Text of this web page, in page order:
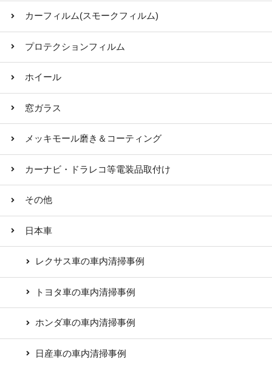
カーフィルム(スモークフィルム)
プロテクションフィルム
ホイール
窓ガラス
メッキモール磨き＆コーティング
カーナビ・ドラレコ等電装品取付け
その他
日本車
レクサス車の車内清掃事例
トヨタ車の車内清掃事例
ホンダ車の車内清掃事例
日産車の車内清掃事例